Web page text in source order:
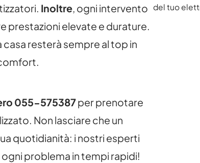
Inoltre, ogni intervento
prestazioni elevate e durature.
casa resterà sempre al top in
055-575387per prenotare
Non lasciare che un
quotidianità: i nostri esperti
problema in tempi rapidi!
del tuo